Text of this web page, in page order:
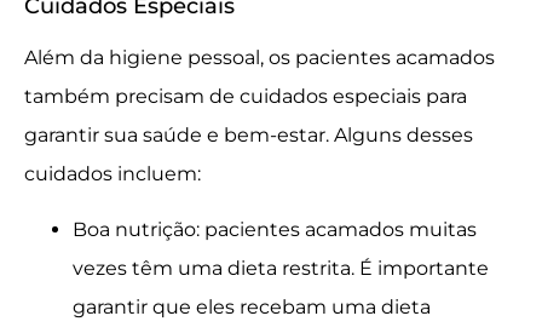
Cuidados Especiais
Além da higiene pessoal, os pacientes acamados
também precisam de cuidados especiais para
garantir sua saúde e bem-estar. Alguns desses
cuidados incluem:
Boa nutrição: pacientes acamados muitas
vezes têm uma dieta restrita. É importante
garantir que eles recebam uma dieta